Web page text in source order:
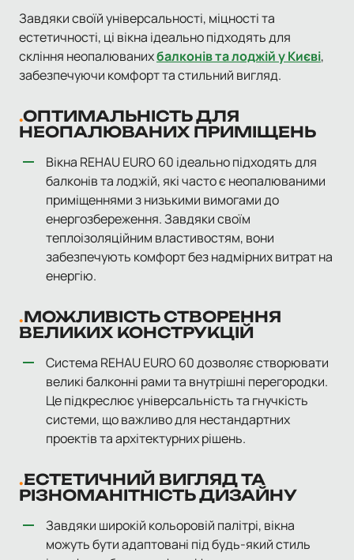
Завдяки своїй універсальності, міцності та
естетичності, ці вікна ідеально підходять для
скління неопалюванихбалконів та лоджій у Києві,
забезпечуючи комфорт та стильний вигляд.
ОПТИМАЛЬНІСТЬ ДЛЯ
НЕОПАЛЮВАНИХ ПРИМІЩЕНЬ
Вікна REHAU EURO 60 ідеально підходять для
балконів та лоджій, які часто є неопалюваними
приміщеннями з низькими вимогами до
енергозбереження. Завдяки своїм
теплоізоляційним властивостям, вони
забезпечують комфорт без надмірних витрат на
енергію.
МОЖЛИВІСТЬ СТВОРЕННЯ
ВЕЛИКИХ КОНСТРУКЦІЙ
Система REHAU EURO 60 дозволяє створювати
великі балконні рами та внутрішні перегородки.
Це підкреслює універсальність та гнучкість
системи, що важливо для нестандартних
проектів та архітектурних рішень.
ЕСТЕТИЧНИЙ ВИГЛЯД ТА
РІЗНОМАНІТНІСТЬ ДИЗАЙНУ
Завдяки широкій кольоровій палітрі, вікна
можуть бути адаптовані під будь-який стиль